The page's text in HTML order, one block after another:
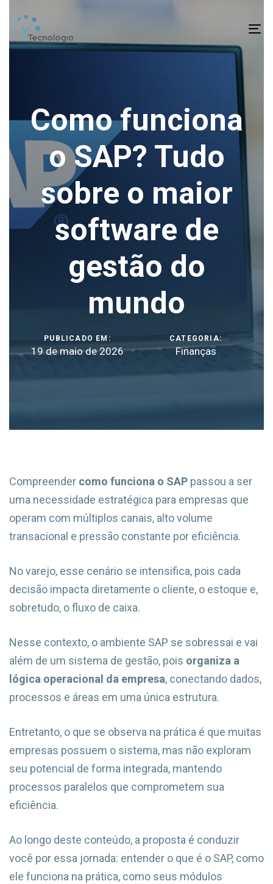
Como funciona
o SAP? Tudo
sobre o maior
software de
gestão do
mundo
PUBLICADO EM:
19 de maio de 2026
CATEGORIA:
Finanças
Compreender como funciona o SAP passou a ser
uma necessidade estratégica para empresas que
operam com múltiplos canais, alto volume
transacional e pressão constante por eficiência.
No varejo, esse cenário se intensifica, pois cada
decisão impacta diretamente o cliente, o estoque e,
sobretudo, o fluxo de caixa.
Nesse contexto, o ambiente SAP se sobressai e vai
além de um sistema de gestão, pois organiza a
lógica operacional da empresa, conectando dados,
processos e áreas em uma única estrutura.
Entretanto, o que se observa na prática é que muitas
empresas possuem o sistema, mas não exploram
seu potencial de forma integrada, mantendo
processos paralelos que comprometem sua
eficiência.
Ao longo deste conteúdo, a proposta é conduzir
você por essa jornada: entender o que é o SAP, como
ele funciona na prática, como seus módulos